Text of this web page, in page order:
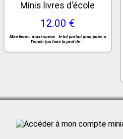
Minis livres d'école
12.00 €
Mini livres, maxi savoir : le kit parfait pour jouer à
l’école (ou faire la prof de...